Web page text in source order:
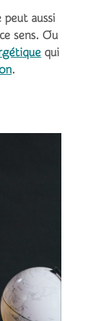
peut aussi
sens. Ou
qui
.